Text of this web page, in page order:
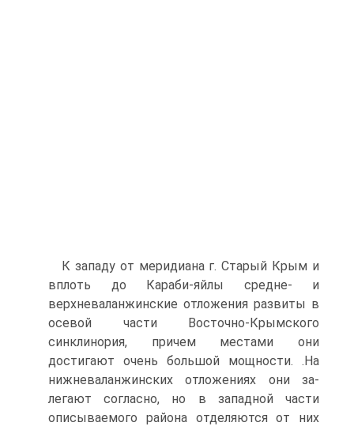
К западу от меридиана г. Старый Крым и
вплоть до Караби-яйлы средне- и
верхневаланжинские отложения развиты в
осевой части Восточно-Крымского
синклинория, причем местами они
достигают очень большой мощности. .На
нижневаланжинских отложениях они за­
легают согласно, но в западной части
описываемого района отделя­ются от них